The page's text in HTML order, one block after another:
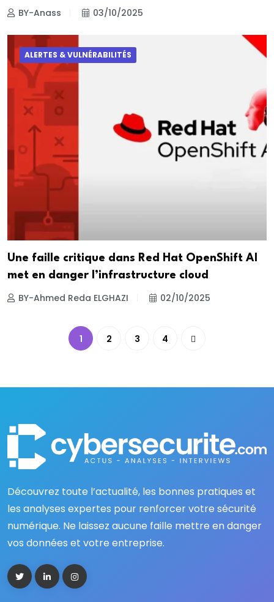
BY-Anass 03/10/2025
ALERTES & VULNÉRABILITÉS
Une faille critique dans Red Hat OpenShift AI
met en danger l’infrastructure cloud
BY-Ahmed Reda ELGHAZI 02/10/2025
1 2 3 4
Découvrez toute l’actualité, les bonnes pratiques et
les analyses expertes pour renforcer votre sécurité
numérique. Ne laissez aucune faille mettre en danger
vos données et votre entreprise.